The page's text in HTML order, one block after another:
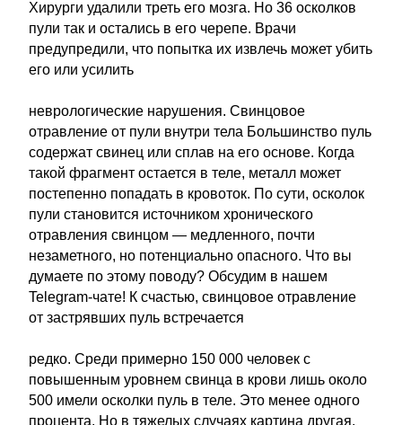
Хирурги удалили треть его мозга. Но 36 осколков
пули так и остались в его черепе. Врачи
предупредили, что попытка их извлечь может убить
его или усилить
неврологические нарушения. Свинцовое
отравление от пули внутри тела Большинство пуль
содержат свинец или сплав на его основе. Когда
такой фрагмент остается в теле, металл может
постепенно попадать в кровоток. По сути, осколок
пули становится источником хронического
отравления свинцом — медленного, почти
незаметного, но потенциально опасного. Что вы
думаете по этому поводу? Обсудим в нашем
Telegram-чате! К счастью, свинцовое отравление
от застрявших пуль встречается
редко. Среди примерно 150 000 человек с
повышенным уровнем свинца в крови лишь около
500 имели осколки пуль в теле. Это менее одного
процента. Но в тяжелых случаях картина другая.